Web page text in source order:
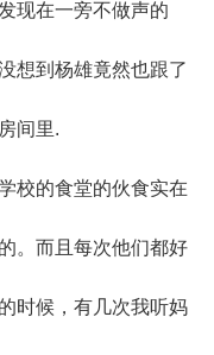
在一旁不做声的
想到杨雄竟然也跟了
间里.
的食堂的伙食实在
。而且每次他们都好
时候，有几次我听妈